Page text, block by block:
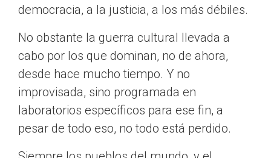
democracia, a la justicia, a los más débiles.
No obstante la guerra cultural llevada a
cabo por los que dominan, no de ahora,
desde hace mucho tiempo. Y no
improvisada, sino programada en
laboratorios específicos para ese fin, a
pesar de todo eso, no todo está perdido.